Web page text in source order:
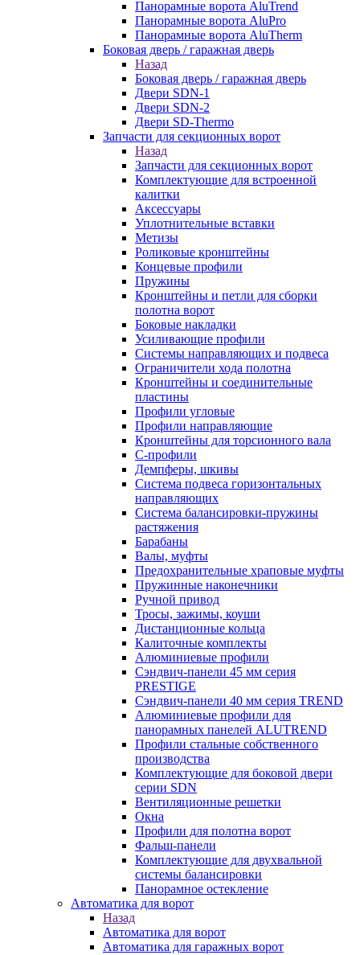
Панорамные ворота AluTrend
Панорамные ворота AluPro
Панорамные ворота AluTherm
Боковая дверь / гаражная дверь
Назад
Боковая дверь / гаражная дверь
Двери SDN-1
Двери SDN-2
Двери SD-Thermo
Запчасти для секционных ворот
Назад
Запчасти для секционных ворот
Комплектующие для встроенной
калитки
Аксессуары
Уплотнительные вставки
Метизы
Роликовые кронштейны
Концевые профили
Пружины
Кронштейны и петли для сборки
полотна ворот
Боковые накладки
Усиливающие профили
Системы направляющих и подвеса
Ограничители хода полотна
Кронштейны и соединительные
пластины
Профили угловые
Профили направляющие
Кронштейны для торсионного вала
С-профили
Демпферы, шкивы
Система подвеса горизонтальных
направляющих
Система балансировки-пружины
растяжения
Барабаны
Валы, муфты
Предохранительные храповые муфты
Пружинные наконечники
Ручной привод
Тросы, зажимы, коуши
Дистанционные кольца
Калиточные комплекты
Алюминиевые профили
Сэндвич-панели 45 мм серия
PRESTIGE
Сэндвич-панели 40 мм серия TREND
Алюминиевые профили для
панорамных панелей ALUTREND
Профили стальные собственного
производства
Комплектующие для боковой двери
серии SDN
Вентиляционные решетки
Окна
Профили для полотна ворот
Фальш-панели
Комплектующие для двухвальной
системы балансировки
Панорамное остекление
Автоматика для ворот
Назад
Автоматика для ворот
Автоматика для гаражных ворот